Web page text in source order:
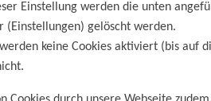
Einstellung werden die unten
(Einstellungen) gelöscht werden.
keine Cookies aktiviert (bis auf